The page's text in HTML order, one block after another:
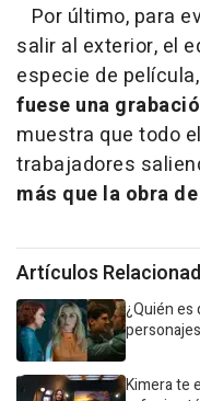
Por último, para
salir al exterior, el
especie de
fuese una
muestra que todo
trabajadores
más que la obra
Artículos
¿Quién es
Kimera te